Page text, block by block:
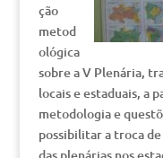
ção
metod
ológica
sobre a V Plenária,
locais e estaduais, a
metodologia e
possibilitar a troca